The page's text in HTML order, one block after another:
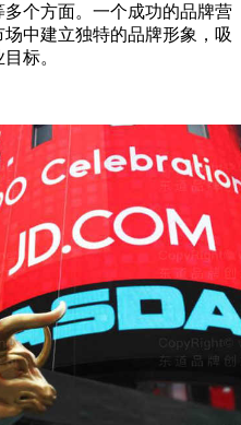
个方面。一个成功的品牌营
中建立独特的品牌形象，吸
标。